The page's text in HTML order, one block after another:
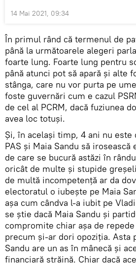
14 Mai 2021, 09:34
În primul rând că termenul de
până la următoarele alegeri
foarte lung. Foarte lung pentru
până atunci pot să apară și alte
stânga, care nu vor purta pe
foste guvernări cum e cazul
de cel al PCRM, dacă fuziunea
avea loc totuși.
Și, în același timp, 4 ani nu este
PAS și Maia Sandu să
de care se bucură astăzi în
oricât de multe și stupide
de multă incompetență ar da
electoratul o iubește pe Maia
așa cum cândva l-a iubit pe
se știe dacă Maia Sandu și
compromite chiar așa de
precum și-ar dori opoziția. Asta
Sandu are un as în mânecă și
financiară străină. Chiar dacă